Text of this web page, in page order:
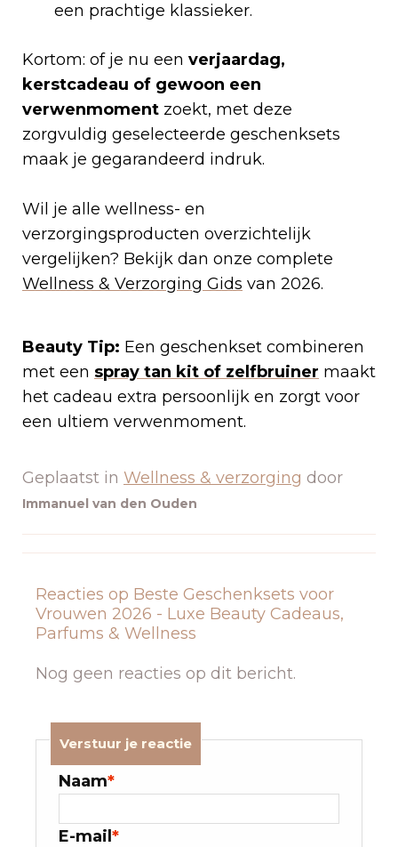
een prachtige klassieker.
Kortom: of je nu een verjaardag,
kerstcadeau of gewoon een
verwenmoment zoekt, met deze
zorgvuldig geselecteerde geschenksets
maak je gegarandeerd indruk.
Wil je alle wellness- en
verzorgingsproducten overzichtelijk
vergelijken? Bekijk dan onze complete
Wellness & Verzorging Gids van 2026.
Beauty Tip: Een geschenkset combineren
met een spray tan kit of zelfbruiner maakt
het cadeau extra persoonlijk en zorgt voor
een ultiem verwenmoment.
Geplaatst in Wellness & verzorging door
Immanuel van den Ouden
Reacties op Beste Geschenksets voor
Vrouwen 2026 - Luxe Beauty Cadeaus,
Parfums & Wellness
Nog geen reacties op dit bericht.
Verstuur je reactie
Naam*
E-mail *